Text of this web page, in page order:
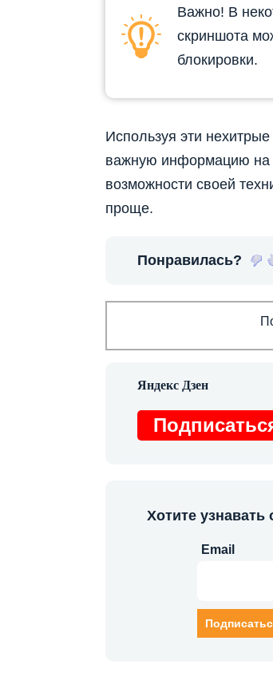
Важно! В
скриншота
блокировки.
Используя эти
важную информацию на
возможности своей
проще.
Понравилась?
Хотите
Email